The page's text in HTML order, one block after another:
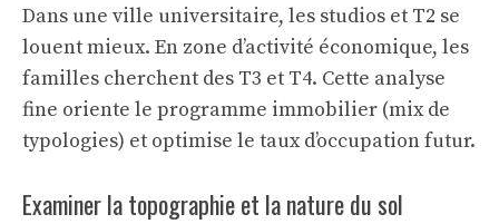
Dans une ville universitaire, les studios et T2 se
louent mieux. En zone d’activité économique, les
familles cherchent des T3 et T4. Cette analyse
fine oriente le programme immobilier (mix de
typologies) et optimise le taux d’occupation futur.
Examiner la topographie et la nature du sol